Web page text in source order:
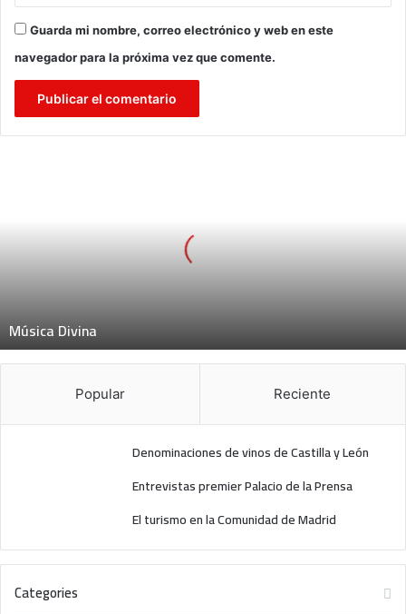
Guarda mi nombre, correo electrónico y web en este
navegador para la próxima vez que comente.
n
a
Música Divina
Popular Reciente
Denominaciones de vinos de Castilla y León
Entrevistas premier Palacio de la Prensa
El turismo en la Comunidad de Madrid
Categories